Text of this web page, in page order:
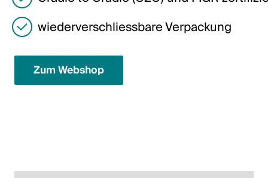
Svenska
English
Polen
wiederverschliessbare Verpackung
Zum Webshop